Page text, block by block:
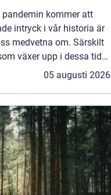
pandemin kommer att
intryck i vår historia är
medvetna om. Särskilt
växer upp i dessa tider,
får krama sina mor- och
05 augusti 2026